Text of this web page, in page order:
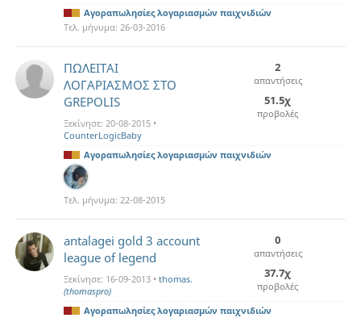
Αγοραπωλησίες λογαριασμών παιχνιδιών
Τελ. μήνυμα: 26-03-2016
ΠΩΛΕΙΤΑΙ
ΛΟΓΑΡΙΑΣΜΟΣ ΣΤΟ
GREPOLIS
Ξεκίνησε: 20-08-2015 •
CounterLogicBaby
2
απαντήσεις
51.5χ
προβολές
Αγοραπωλησίες λογαριασμών παιχνιδιών
Τελ. μήνυμα: 22-08-2015
antalagei gold 3 account
league of legend
Ξεκίνησε: 16-09-2013 • thomas.
(thomaspro)
0
απαντήσεις
37.7χ
προβολές
Αγοραπωλησίες λογαριασμών παιχνιδιών